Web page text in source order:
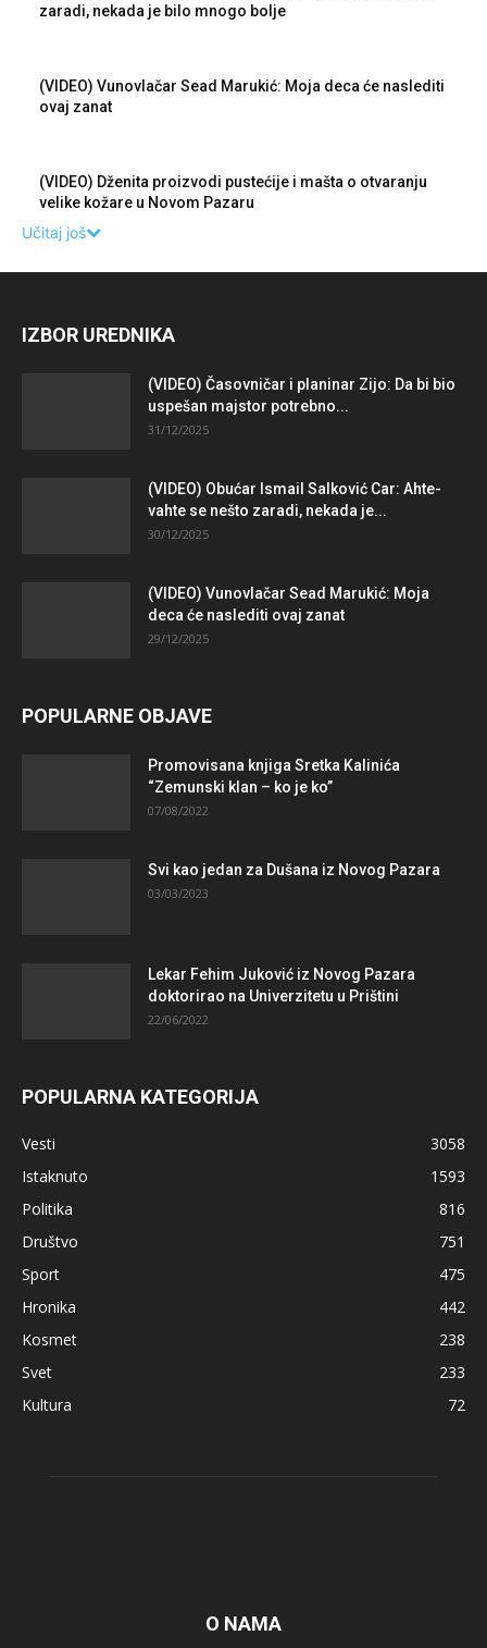
zaradi, nekada je bilo mnogo bolje
(VIDEO) Vunovlačar Sead Marukić: Moja deca će naslediti
ovaj zanat
(VIDEO) Dženita proizvodi pustećije i mašta o otvaranju
velike kožare u Novom Pazaru
Učitaj još
IZBOR UREDNIKA
(VIDEO) Časovničar i planinar Zijo: Da bi bio
uspešan majstor potrebno...
31/12/2025
(VIDEO) Obućar Ismail Salković Car: Ahte-
vahte se nešto zaradi, nekada je...
30/12/2025
(VIDEO) Vunovlačar Sead Marukić: Moja
deca će naslediti ovaj zanat
29/12/2025
POPULARNE OBJAVE
Promovisana knjiga Sretka Kalinića
“Zemunski klan – ko je ko”
07/08/2022
Svi kao jedan za Dušana iz Novog Pazara
03/03/2023
Lekar Fehim Juković iz Novog Pazara
doktorirao na Univerzitetu u Prištini
22/06/2022
POPULARNA KATEGORIJA
Vesti
3058
Istaknuto
1593
Politika
816
Društvo
751
Sport
475
Hronika
442
Kosmet
238
Svet
233
Kultura
72
O NAMA